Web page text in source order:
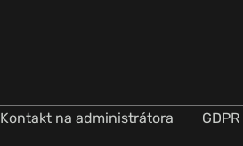
Kontakt na administrátora GDPR